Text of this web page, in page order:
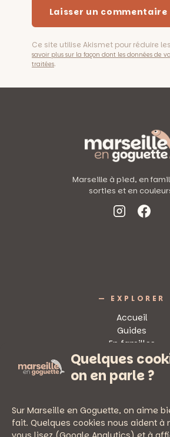
Quelques
on en parle ?
Sur Marseille en Goguette, on aime
fait. Quelques cookies nous aident à
Ce site utilise Akismet pour réduire
savoir plus sur la façon dont les données de
traitées.
Marseille à pied, en
sorties et en
— EXPLORER
Accueil
Guides
En familles
Sorties